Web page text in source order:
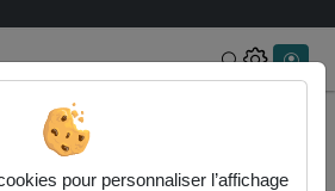
Rechercher
pour personnaliser l’affichage